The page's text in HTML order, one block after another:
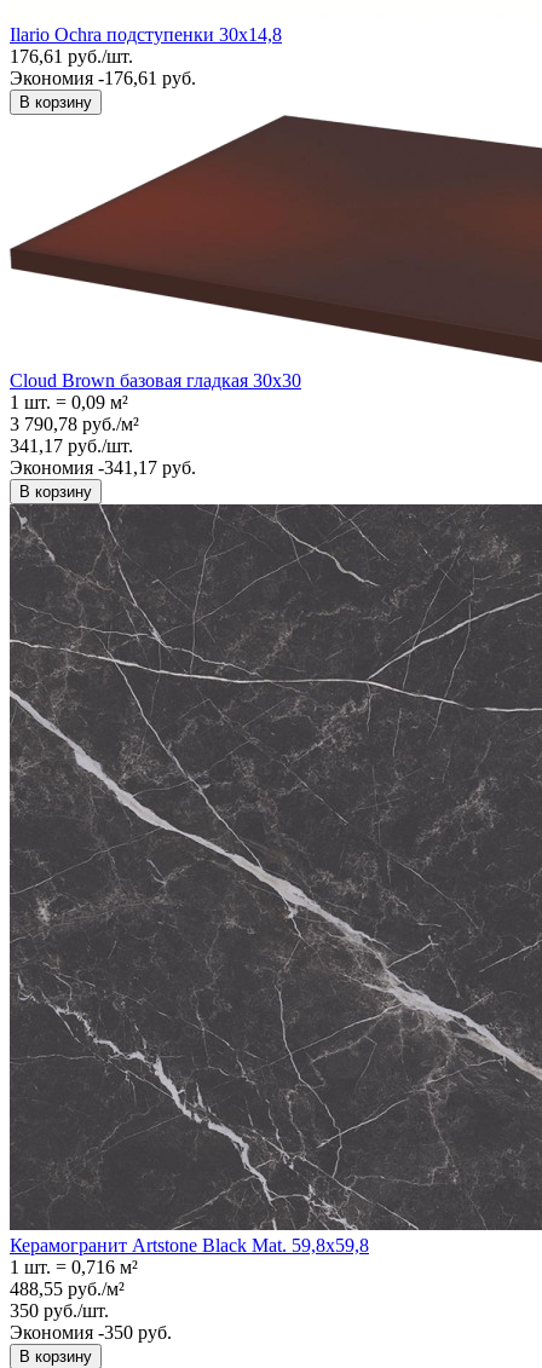
Ilario Ochra подступенки 30х14,8
176,61 руб./шт.
Экономия -176,61 руб.
В корзину
Cloud Brown базовая гладкая 30x30
1 шт. = 0,09 м²
3 790,78 руб./м²
341,17 руб./шт.
Экономия -341,17 руб.
В корзину
Керамогранит Artstone Black Mat. 59,8x59,8
1 шт. = 0,716 м²
488,55 руб./м²
350 руб./шт.
Экономия -350 руб.
В корзину